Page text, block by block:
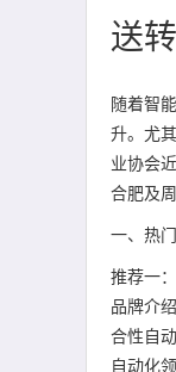
送
随着智
升。尤
业协会
合肥及
一、热
推荐一
品牌介
合性自
自动化